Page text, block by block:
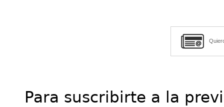
Para suscribirte a la